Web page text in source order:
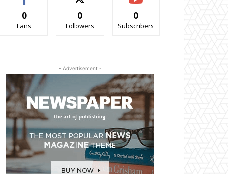
0
Fans
0
Followers
0
Subscribers
- Advertisement -